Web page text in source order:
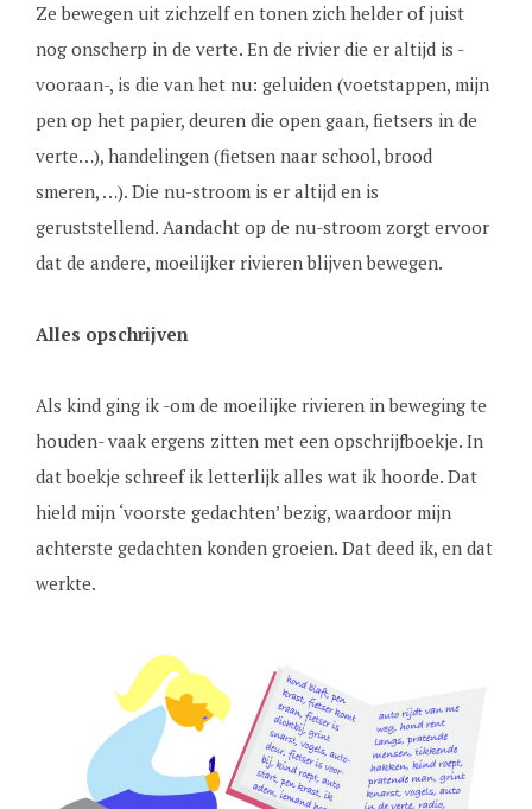
Ze bewegen uit zichzelf en tonen zich helder of juist
nog onscherp in de verte. En de rivier die er altijd is -
vooraan-, is die van het nu: geluiden (voetstappen, mijn
pen op het papier, deuren die open gaan, fietsers in de
verte…), handelingen (fietsen naar school, brood
smeren, …). Die nu-stroom is er altijd en is
geruststellend. Aandacht op de nu-stroom zorgt ervoor
dat de andere, moeilijker rivieren blijven bewegen.
Alles opschrijven
Als kind ging ik -om de moeilijke rivieren in beweging te
houden- vaak ergens zitten met een opschrijfboekje. In
dat boekje schreef ik letterlijk alles wat ik hoorde. Dat
hield mijn ‘voorste gedachten’ bezig, waardoor mijn
achterste gedachten konden groeien. Dat deed ik, en dat
werkte.